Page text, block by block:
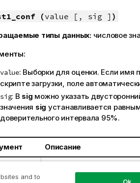
(value [, sig ] )
типы данных: числовое
value: Выборки для оценки. Если имя
скрипте загрузки, поле
sig: В sig можно указать
значения sig устанавливается
доверительного интервала 95%.
Описание
Выборки для оценки.
указано в скрипте
and to